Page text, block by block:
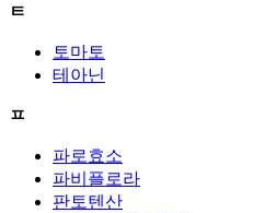
ㅌ
토마토
테아닌
ㅍ
파로효소
파비플로라
판토텐산